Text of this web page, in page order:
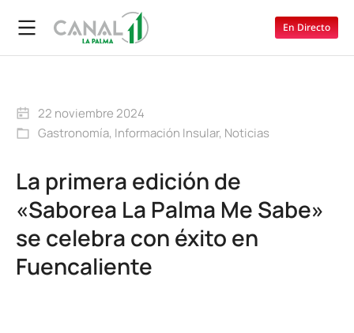
En Directo
22 noviembre 2024
Gastronomía, Información Insular, Noticias
La primera edición de
«Saborea La Palma Me Sabe»
se celebra con éxito en
Fuencaliente